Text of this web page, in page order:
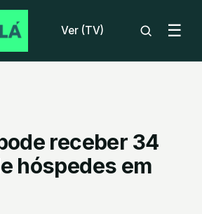
Ver (TV) ☰
receber 34
hóspedes em